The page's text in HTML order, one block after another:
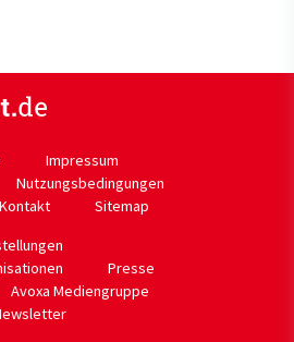
Impressum
Nutzungsbedingungen
Kontakt
Sitemap
Presse
Avoxa Mediengruppe